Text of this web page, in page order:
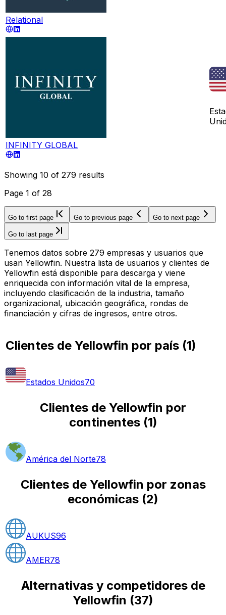
Relational
INFINITY GLOBAL
Showing 10 of 279 results
Page 1 of 28
Go to first page Go to previous page Go to next page
Go to last page
Tenemos datos sobre 279 empresas y usuarios que
usan Yellowfin. Nuestra lista de usuarios y clientes de
Yellowfin está disponible para descarga y viene
enriquecida con información vital de la empresa,
incluyendo clasificación de la industria, tamaño
organizacional, ubicación geográfica, rondas de
financiación y cifras de ingresos, entre otros.
Clientes de Yellowfin por país (1)
Estados Unidos70
Clientes de Yellowfin por
continentes(1)
América del Norte78
Clientes de Yellowfin por zonas
económicas (2)
AUKUS96
AMER78
Alternativas y competidores de
Yellowfin (37)